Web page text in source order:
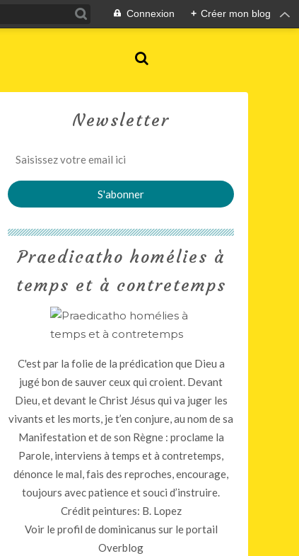
Connexion + Créer mon blog
Newsletter
Praedicatho homélies à
temps et à contretemps
C'est par la folie de la prédication que Dieu a
jugé bon de sauver ceux qui croient. Devant
Dieu, et devant le Christ Jésus qui va juger les
vivants et les morts, je t’en conjure, au nom de sa
Manifestation et de son Règne : proclame la
Parole, interviens à temps et à contretemps,
dénonce le mal, fais des reproches, encourage,
toujours avec patience et souci d’instruire.
Crédit peintures: B. Lopez
Voir le profil dedominicanus sur le portail
Overblog